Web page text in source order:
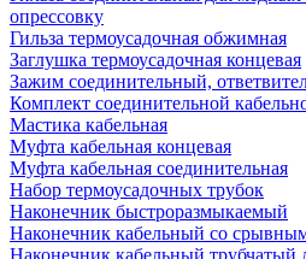
опрессовку
Гильза термоусадочная обжимная
Заглушка термоусадочная концевая
Зажим соединительный,
Комплект соединительной
Мастика кабельная
Муфта кабельная концевая
Муфта кабельная соединительная
Набор термоусадочных трубок
Наконечник быстроразмыкаемый
Наконечник кабельный со
Наконечник кабельный трубчатый